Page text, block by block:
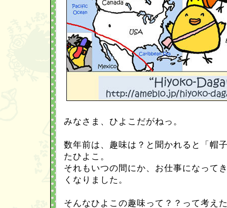
みなさま、ひよこだがねっ。
数年前は、趣味は？と聞かれると「帽
たひよこ。
それもいつの間にか、お仕事になって
くなりました。
そんなひよこの趣味って？？って考え